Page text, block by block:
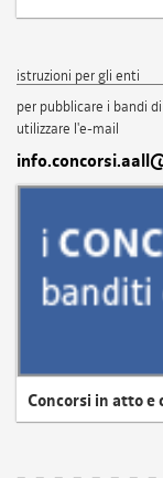
istruzioni per gli enti
per pubblicare i bandi
utilizzare l'e-mail
Concorsi in atto